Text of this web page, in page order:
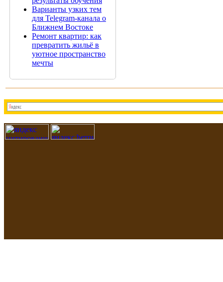
Варианты узких тем
для Telegram-канала о
Ближнем Востоке
Ремонт квартир: как
превратить жильё в
уютное пространство
мечты